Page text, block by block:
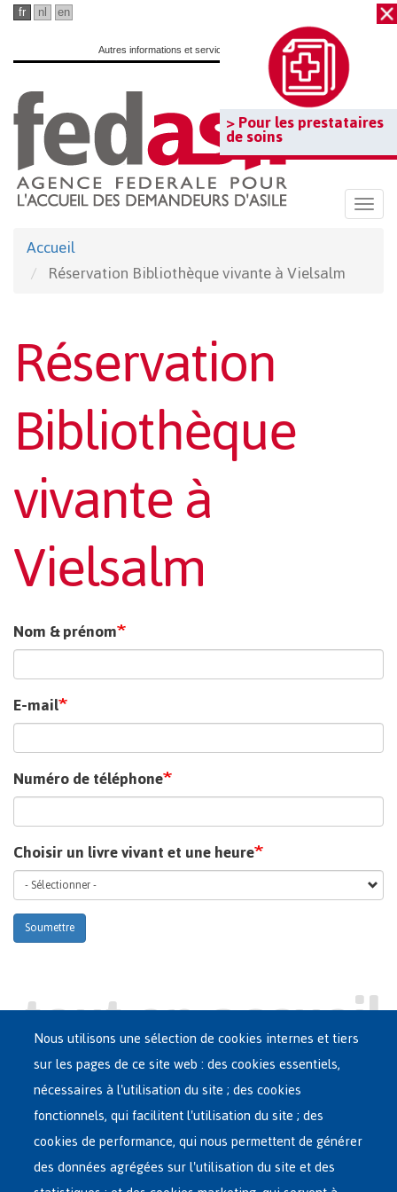
Passer
contenu
principal
> Pour les prestataires
de soins
fr nl en
Autres informations et services officiels :www.belgium.be
Accueil
Réservation Bibliothèque vivante à Vielsalm
Réservation
Bibliothèque
vivante à
Vielsalm
Nom & prénom
E-mail
Numéro de téléphone
Choisir un livre vivant et une heure
Soumettre
Main
French
Menu
ASILE EN BELGIQUE
RÉSEAU D'ACCUEIL
Nous utilisons une sélection de cookies internes et tiers
sur les pages de ce site web : des cookies essentiels,
nécessaires à l'utilisation du site ; des cookies
fonctionnels, qui facilitent l'utilisation du site ; des
cookies de performance, qui nous permettent de générer
des données agrégées sur l'utilisation du site et des